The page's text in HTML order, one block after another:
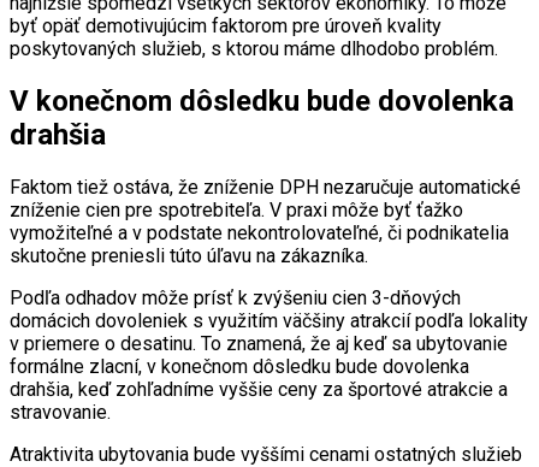
byť opäť demotivujúcim faktorom pre úroveň kvality
poskytovaných služieb, s ktorou máme dlhodobo problém.
V konečnom dôsledku bude dovolenka
drahšia
Faktom tiež ostáva, že zníženie DPH nezaručuje automatické
zníženie cien pre spotrebiteľa. V praxi môže byť ťažko
vymožiteľné a v podstate nekontrolovateľné, či podnikatelia
skutočne preniesli túto úľavu na zákazníka.
Podľa odhadov môže prísť k zvýšeniu cien 3-dňových
domácich dovoleniek s využitím väčšiny atrakcií podľa lokality
v priemere o desatinu. To znamená, že aj keď sa ubytovanie
formálne zlacní, v konečnom dôsledku bude dovolenka
drahšia, keď zohľadníme vyššie ceny za športové atrakcie a
stravovanie.
Atraktivita ubytovania bude vyššími cenami ostatných služieb